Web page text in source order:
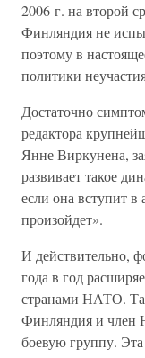
2006 г. на второй
Финляндия не
поэтому в
политики
Достаточно
редактора
Янне Виркунена,
развивает такое
если она вступит в
произойдет».
И действительно,
года в год
странами НАТО.
Финляндия и член
боевую группу.